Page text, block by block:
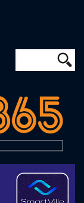
Φόρμα
Αναζήτηση